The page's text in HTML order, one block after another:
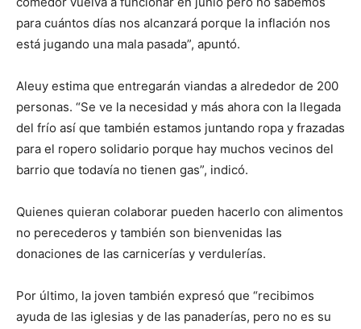
para cuántos días nos alcanzará porque la inflación nos
está jugando una mala pasada”, apuntó.
Aleuy estima que entregarán viandas a alrededor de 200
personas. “Se ve la necesidad y más ahora con la llegada
del frío así que también estamos juntando ropa y frazadas
para el ropero solidario porque hay muchos vecinos del
barrio que todavía no tienen gas”, indicó.
Quienes quieran colaborar pueden hacerlo con alimentos
no perecederos y también son bienvenidas las
donaciones de las carnicerías y verdulerías.
Por último, la joven también expresó que “recibimos
ayuda de las iglesias y de las panaderías, pero no es su